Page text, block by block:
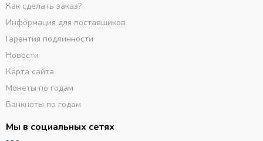
Как сделать заказ?
Информация для поставщиков
Гарантия подлинности
Новости
Карта сайта
Монеты по годам
Банкноты по годам
Мы в социальных сетях